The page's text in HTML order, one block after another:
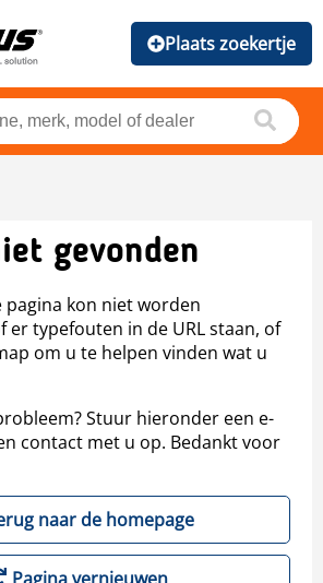
Plaats zoekertje
gevonden
pagina kon niet worden
er typefouten in de URL staan, of
om u te helpen vinden wat u
Stuur hieronder een e-
contact met u op. Bedankt voor
naar de homepage